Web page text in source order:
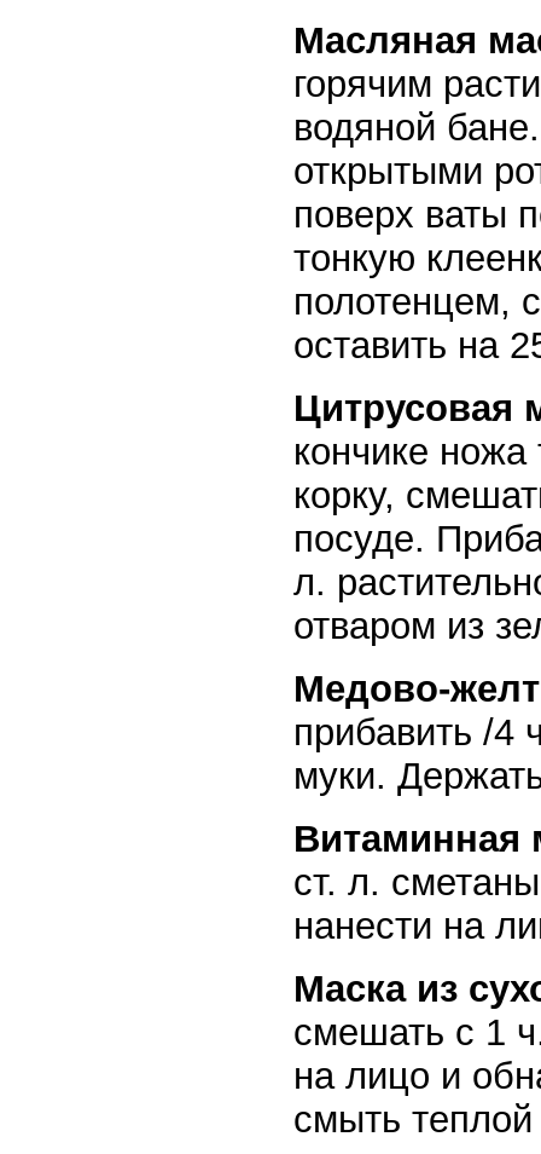
Масляная
горячим
водяной
открытыми
поверх ваты
тонкую
полотенцем,
оставить на
Цитрусовая
кончике
корку,
посуде.
л.
отваром из
Медово-
прибавить /4
муки.
Витаминная
ст. л.
нанести на
Маска из
смешать с 1
на лицо и
смыть